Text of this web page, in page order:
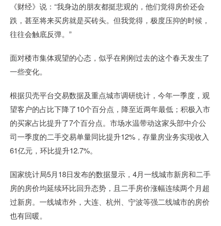
《财经》说：“我身边的朋友都挺悲观的，他们觉得房价还会
跌，甚至将来买房就是买砖头。但我觉得，极度压抑的时候，
往往会触底反弹。”
面对楼市集体观望的心态，似乎在刚刚过去的这个春天发生了
一些变化。
根据贝壳平台交易数据及重点城市调研统计，今年一季度，观
望客户的占比下降了10个百分点，降至近两年最低；积极入市
的买家占比提升了7个百分点。市场水温带动这家头部中介公
司一季度的二手交易单量同比提升12%，存量房业务实现收入
61亿元，环比提升12.7%。
国家统计局5月18日发布的数据显示，4月一线城市新房和二手
房的房价均延续环比回升态势，且二手房价涨幅连续两个月超
过新房。一线城市外，大连、杭州、宁波等强二线城市的房价
也有回暖。